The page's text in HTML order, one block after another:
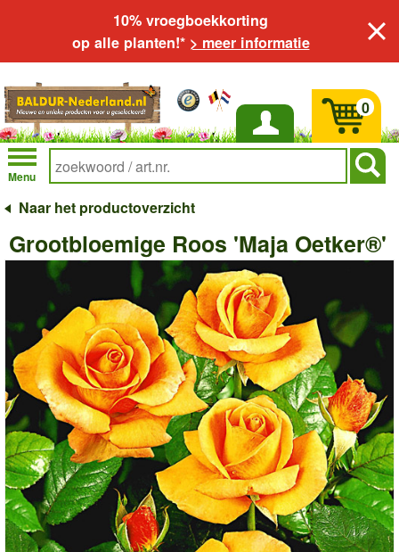
10% vroegboekkorting
op alle planten!* > meer informatie
Inloggen
Menu
0
Naar het productoverzicht
Grootbloemige Roos 'Maja Oetker®'